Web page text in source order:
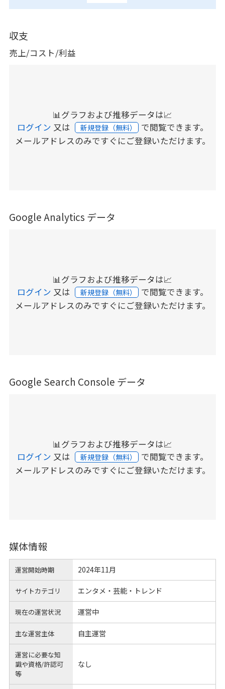
収支
売上/コスト/利益
📊グラフおよび推移データは📈
ログイン 又は 新規登録（無料） で閲覧できます。
メールアドレスのみですぐにご登録いただけます。
Google Analytics データ
📊グラフおよび推移データは📈
ログイン 又は 新規登録（無料） で閲覧できます。
メールアドレスのみですぐにご登録いただけます。
Google Search Console データ
📊グラフおよび推移データは📈
ログイン 又は 新規登録（無料） で閲覧できます。
メールアドレスのみですぐにご登録いただけます。
媒体情報
運営開始時期 2024年11月
サイトカテゴリ エンタメ・芸能・トレンド
現在の運営状況 運営中
主な運営主体 自主運営
運営に必要な知
識や資格/許認可
等
なし